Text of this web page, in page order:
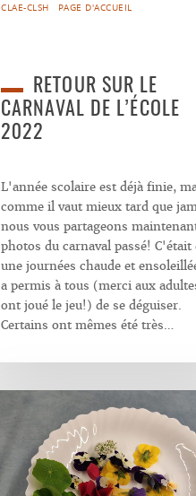
CLAE-CLSH PAGE D'ACCUEIL
RETOUR SUR LE
CARNAVAL DE L’ÉCOLE
2022
L'année scolaire est déjà finie,
comme il vaut mieux tard que
nous vous partageons
photos du carnaval passé! C'était
une journées chaude et
a permis à tous (merci aux
ont joué le jeu!) de se déguiser.
Certains ont mêmes été très…